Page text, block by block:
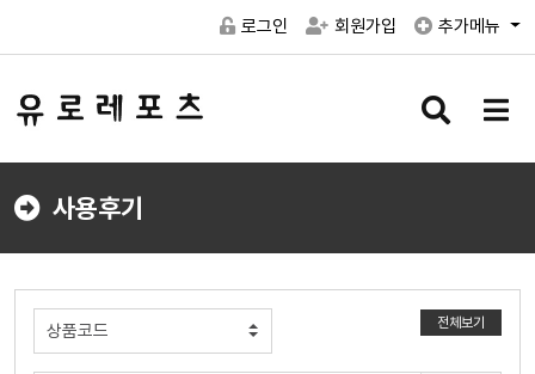
로그인 회원가입 추가메뉴
검
버
메
버
사용후기
전체보기